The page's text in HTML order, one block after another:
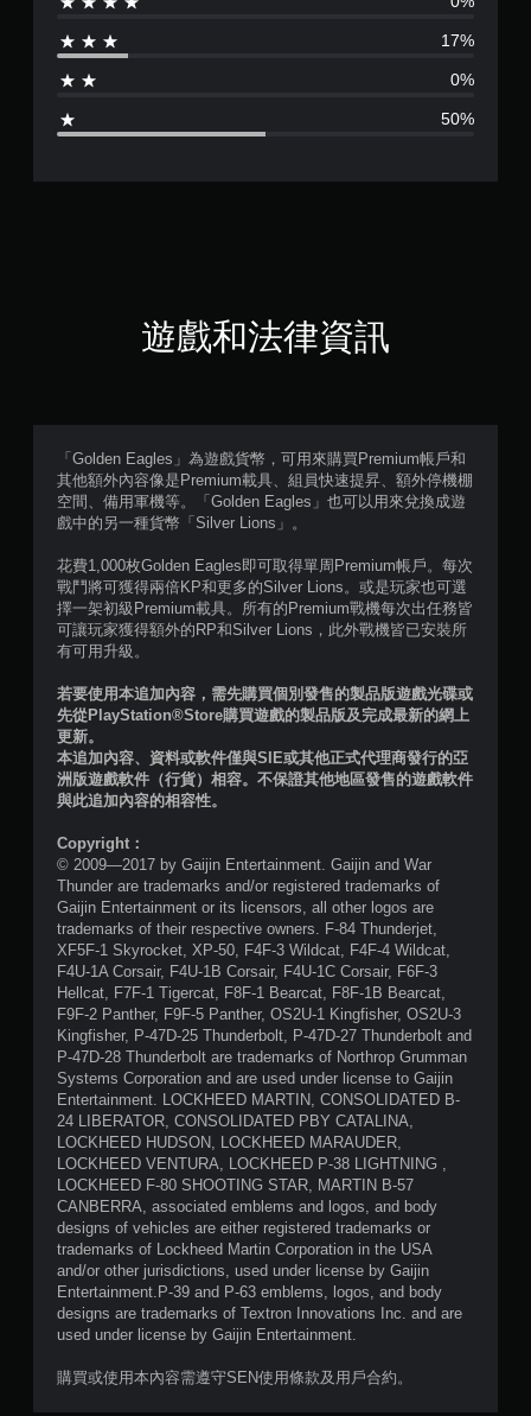
分
2
6
分
5
星
）
，
共
6
評
分
17%
0%
50%
遊戲和法律資訊
「Golden Eagles」為遊戲貨幣，可用來購買Premium帳戶和
其他額外內容像是Premium載具、組員快速提昇、額外停機棚
空間、備用軍機等。「Golden Eagles」也可以用來兌換成遊
戲中的另一種貨幣「Silver Lions」。
花費1,000枚Golden Eagles即可取得單周Premium帳戶。每次
戰鬥將可獲得兩倍KP和更多的Silver Lions。或是玩家也可選
擇一架初級Premium載具。所有的Premium戰機每次出任務皆
可讓玩家獲得額外的RP和Silver Lions，此外戰機皆已安裝所
有可用升級。
若要使用本追加內容，需先購買個別發售的製品版遊戲光碟或
先從PlayStation®Store購買遊戲的製品版及完成最新的網上
更新。
本追加內容、資料或軟件僅與SIE或其他正式代理商發行的亞
洲版遊戲軟件（行貨）相容。不保證其他地區發售的遊戲軟件
與此追加內容的相容性。
Copyright：
© 2009—2017 by Gaijin Entertainment. Gaijin and War
Thunder are trademarks and/or registered trademarks of
Gaijin Entertainment or its licensors, all other logos are
trademarks of their respective owners. F-84 Thunderjet,
XF5F-1 Skyrocket, XP-50, F4F-3 Wildcat, F4F-4 Wildcat,
F4U-1A Corsair, F4U-1B Corsair, F4U-1C Corsair, F6F-3
Hellcat, F7F-1 Tigercat, F8F-1 Bearcat, F8F-1B Bearcat,
F9F-2 Panther, F9F-5 Panther, OS2U-1 Kingfisher, OS2U-3
Kingfisher, P-47D-25 Thunderbolt, P-47D-27 Thunderbolt and
P-47D-28 Thunderbolt are trademarks of Northrop Grumman
Systems Corporation and are used under license to Gaijin
Entertainment. LOCKHEED MARTIN, CONSOLIDATED B-
24 LIBERATOR, CONSOLIDATED PBY CATALINA,
LOCKHEED HUDSON, LOCKHEED MARAUDER,
LOCKHEED VENTURA, LOCKHEED P-38 LIGHTNING ,
LOCKHEED F-80 SHOOTING STAR, MARTIN B-57
CANBERRA, associated emblems and logos, and body
designs of vehicles are either registered trademarks or
trademarks of Lockheed Martin Corporation in the USA
and/or other jurisdictions, used under license by Gaijin
Entertainment.P-39 and P-63 emblems, logos, and body
designs are trademarks of Textron Innovations Inc. and are
used under license by Gaijin Entertainment.
購買或使用本內容需遵守SEN使用條款及用戶合約。